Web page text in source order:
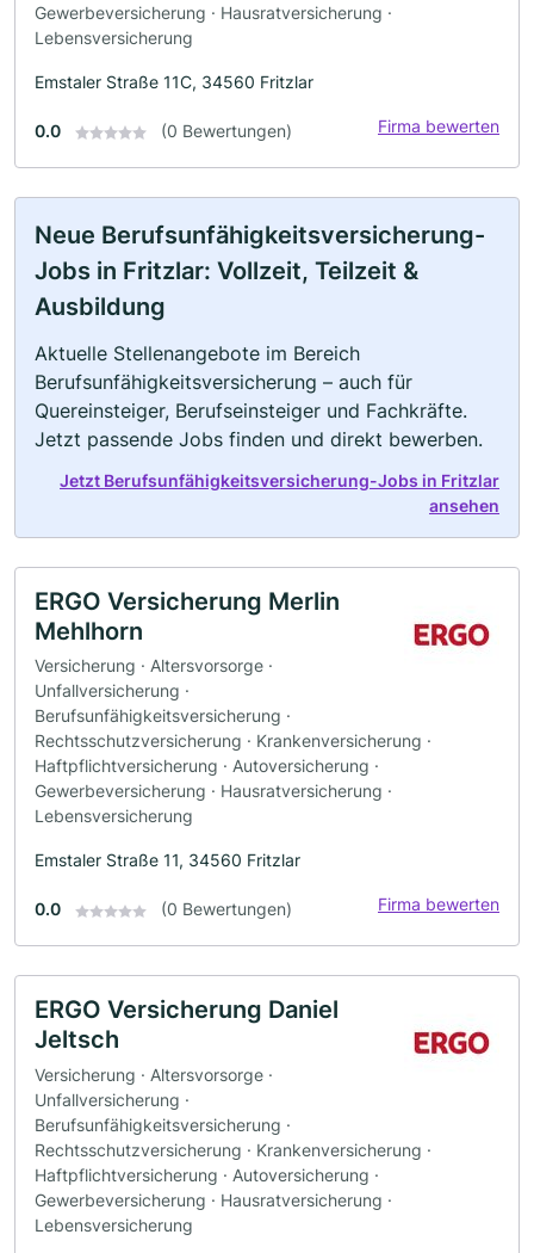
Gewerbeversicherung · Hausratversicherung ·
Lebensversicherung
Emstaler Straße 11C, 34560 Fritzlar
0.0 (0 Bewertungen) Firma bewerten
Neue Berufsunfähigkeitsversicherung-
Jobs in Fritzlar: Vollzeit, Teilzeit &
Ausbildung
Aktuelle Stellenangebote im Bereich
Berufsunfähigkeitsversicherung – auch für
Quereinsteiger, Berufseinsteiger und Fachkräfte.
Jetzt passende Jobs finden und direkt bewerben.
Jetzt Berufsunfähigkeitsversicherung-Jobs in Fritzlar
ansehen
ERGO Versicherung Merlin
Mehlhorn
Versicherung · Altersvorsorge ·
Unfallversicherung ·
Berufsunfähigkeitsversicherung ·
Rechtsschutzversicherung · Krankenversicherung ·
Haftpflichtversicherung · Autoversicherung ·
Gewerbeversicherung · Hausratversicherung ·
Lebensversicherung
Emstaler Straße 11, 34560 Fritzlar
0.0 (0 Bewertungen) Firma bewerten
ERGO Versicherung Daniel
Jeltsch
Versicherung · Altersvorsorge ·
Unfallversicherung ·
Berufsunfähigkeitsversicherung ·
Rechtsschutzversicherung · Krankenversicherung ·
Haftpflichtversicherung · Autoversicherung ·
Gewerbeversicherung · Hausratversicherung ·
Lebensversicherung